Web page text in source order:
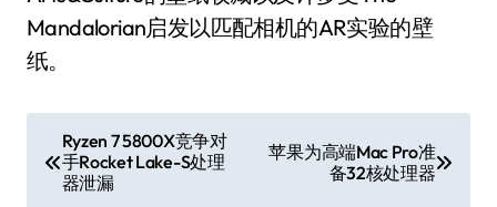
Mandalorian启发以匹配相机的AR实验的壁
纸。
章
Ryzen 7 5800X竞争对
手Rocket Lake-S处理
器泄漏
苹果为高端Mac Pro准
备32核处理器